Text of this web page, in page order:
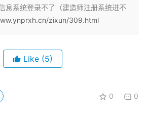
右上角“未登录”，进入登录界面。如
证，自己进行人脸识别即可。
息系统登录不了（建造师注册系统进不
zixun/309.html
Like (5)
0 0